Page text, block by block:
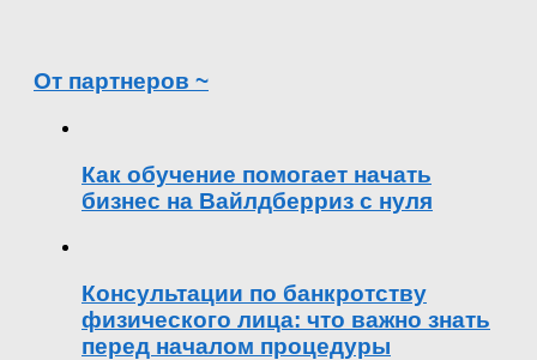
От партнеров ~
Как обучение помогает начать
бизнес на Вайлдберриз с нуля
Консультации по банкротству
физического лица: что важно знать
перед началом процедуры